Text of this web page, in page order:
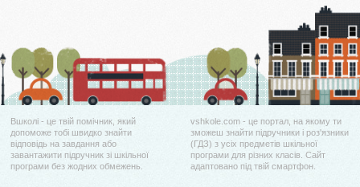
Вшколі - це твій помічник, який
допоможе тобі швидко знайти
відповідь на завдання або
завантажити підручник зі шкільної
програми без жодних обмежень.
vshkole.com - це портал, на якому ти
зможеш знайти підручники і роз'язники
(ГДЗ) з усіх предметів шкільної
програми для різних класів. Сайт
адаптовано під твій смартфон.